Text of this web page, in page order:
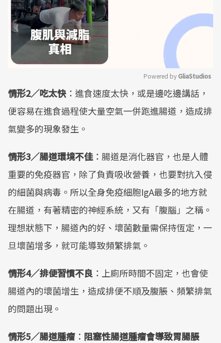
Mute
Powered by GliaStudios
情形2／吃太快 ：進食速度太快，或是邊吃邊講話，
便容易在進食過程使大量空氣一併跑進腸道，造成排
氣變多的現象發生。
情形3／腸道環境不佳：腸道是消化器官，也是人體
重要的免疫器官，除了負責吸收營養，也要對抗入侵
的細菌與病毒。所以全身免疫細胞IgA最多的地方就
在腸道，有著精密的神經系統，又有「腹腦」之稱。
理想狀態下，腸道內的好、壞菌數量需保持恆定，一
旦壞菌增多，就可能導致頻繁排氣。
情形4／排便習慣不良 ：上廁所時間不固定，也會使
腸道內的壞菌增生，造成排便不順及腹脹、頻繁排氣
的問題出現。
情形5／腸道腫瘤： 阻塞性腸道腫瘤會導致胃腸脹